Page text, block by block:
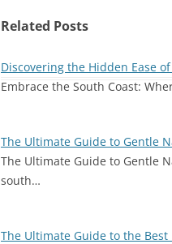
Related Posts
Discovering the Hidden Ease
Embrace the South Coast:
The Ultimate Guide to Gentle
The Ultimate Guide to Gentle
south…
The Ultimate Guide to the Best